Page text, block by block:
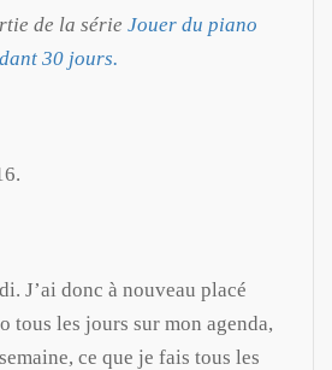
de la série Jouer du piano
30 jours.
J’ai donc à nouveau placé
tous les jours sur mon agenda,
ce que je fais tous les